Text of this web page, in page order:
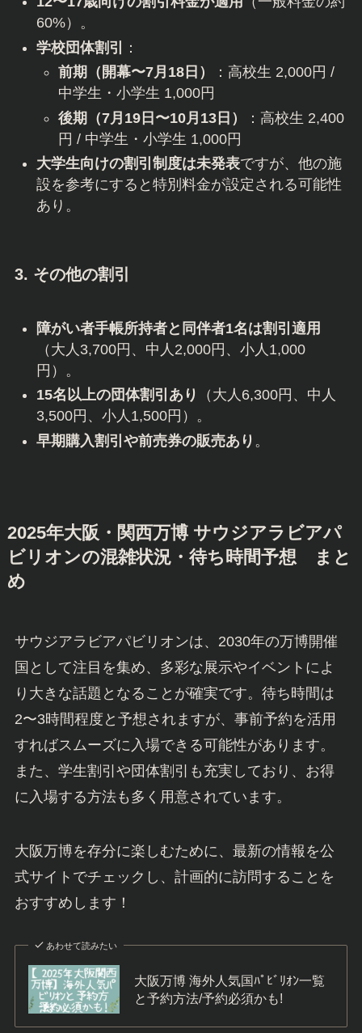
60%）。
学校団体割引
：
前期（開幕〜7月18日）
：高校生 2,000円 /
中学生・小学生 1,000円
後期（7月19日〜10月13日）
：高校生 2,400
円 / 中学生・小学生 1,000円
大学生向けの割引制度は未発表ですが、他の施
設を参考にすると特別料金が設定される可能性
あり。
3. その他の割引
障がい者手帳所持者と同伴者1名は割引適用
（大人3,700円、中人2,000円、小人1,000
円）。
15名以上の団体割引あり
（大人6,300円、中人
3,500円、小人1,500円）。
早期購入割引や前売券の販売あり 。
2025年大阪・関西万博 サウジアラビアパ
ビリオンの混雑状況・待ち時間予想 まと
め
サウジアラビアパビリオンは、2030年の万博開催
国として注目を集め、多彩な展示やイベントによ
り大きな話題となることが確実です。待ち時間は
2〜3時間程度と予想されますが、事前予約を活用
すればスムーズに入場できる可能性があります。
また、学生割引や団体割引も充実しており、お得
に入場する方法も多く用意されています。
大阪万博を存分に楽しむために、最新の情報を公
式サイトでチェックし、計画的に訪問することを
おすすめします！
あわせて読みたい
大阪万博 海外人気国ﾊﾟﾋﾞﾘｵﾝ一覧
と予約方法/予約必須かも!